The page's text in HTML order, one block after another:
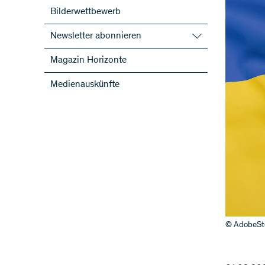
Bilderwettbewerb
Newsletter abonnieren
SNF-Newsletter abonnieren
Newsletter der NFP abonnieren
ScienceGeist
Magazin Horizonte
Medienauskünfte
©